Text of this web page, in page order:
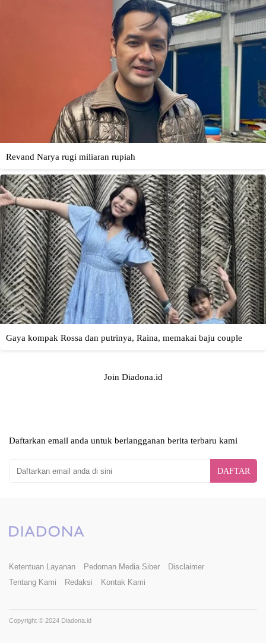
Join Diadona.id
Daftarkan email anda untuk berlangganan berita terbaru kami
DAFTAR
Ketentuan Layanan Pedoman Media Siber
Disclaimer
Tentang Kami
Redaksi Kontak Kami
Copyright © 2024 Diadona.id